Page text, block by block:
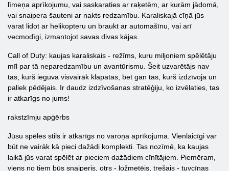
līmeņa aprīkojumu, vai saskaraties ar raķetēm, ar kurām jādomā,
vai snaipera šauteni ar nakts redzamību. Karaliskajā cīņā jūs
varat lidot ar helikopteru un braukt ar automašīnu, vai arī
vecmodīgi, izmantojot savas divas kājas.
Call of Duty: kaujas karaliskais - režīms, kuru miljoniem spēlētāju
mīl par tā neparedzamību un avantūrismu. Šeit uzvarētājs nav
tas, kurš ieguva visvairāk klapatas, bet gan tas, kurš izdzīvoja un
paliek pēdējais. Ir daudz izdzīvošanas stratēģiju, ko izvēlaties, tas
ir atkarīgs no jums!
rakstzīmju apģērbs
Jūsu spēles stils ir atkarīgs no varoņa aprīkojuma. Vienlaicīgi var
būt ne vairāk kā pieci dažādi komplekti. Tas nozīmē, ka kaujas
laikā jūs varat spēlēt ar pieciem dažādiem cīnītājiem. Piemēram,
viens no tiem būs snaiperis, otrs - ložmetējs, trešais - tuvcīņas